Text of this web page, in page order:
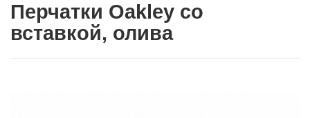
Перчатки Oakley со
вставкой, олива